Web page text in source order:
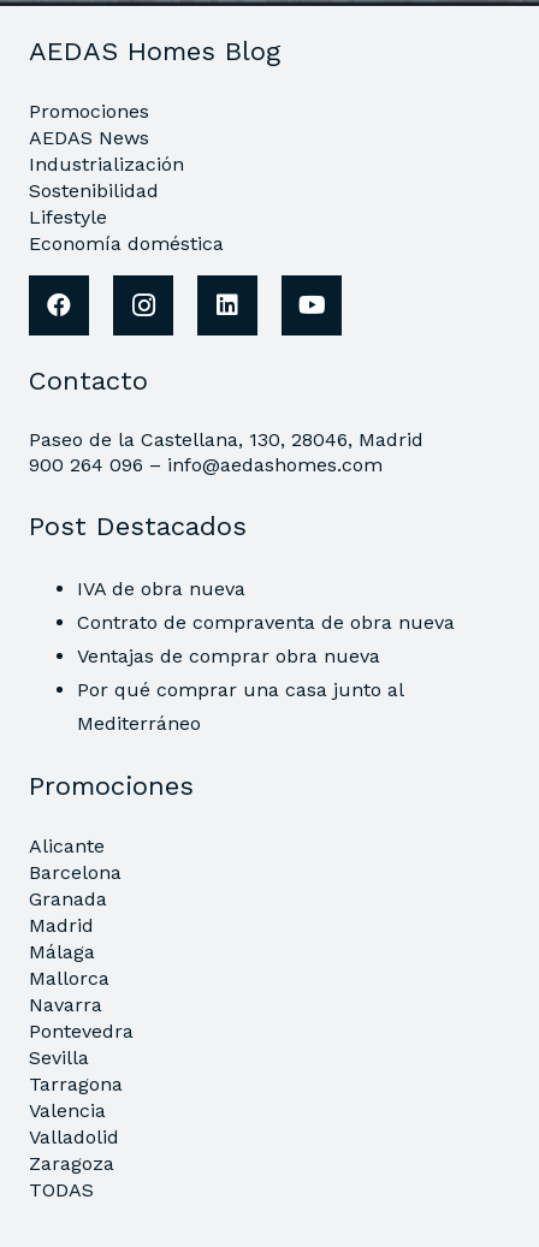
AEDAS Homes Blog
Promociones
AEDAS News
Industrialización
Sostenibilidad
Lifestyle
Economía doméstica
Contacto
Paseo de la Castellana, 130, 28046, Madrid
900 264 096 – info@aedashomes.com
Post Destacados
IVA de obra nueva
Contrato de compraventa de obra nueva
Ventajas de comprar obra nueva
Por qué comprar una casa junto al
Mediterráneo
Promociones
Alicante
Barcelona
Granada
Madrid
Málaga
Mallorca
Navarra
Pontevedra
Sevilla
Tarragona
Valencia
Valladolid
Zaragoza
TODAS